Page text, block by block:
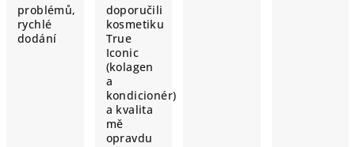
problémů,
rychlé
dodání
doporučili
kosmetiku
True
Iconic
(kolagen
a
kondicionér)
a kvalita
mě
opravdu